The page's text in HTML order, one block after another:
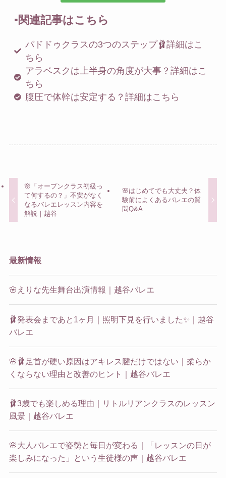
▪️関連記事はこちら
パドドゥクラスの3つのステップ🩰詳細はこ
ちら
アラベスクは上半身の角度が大事？詳細はこ
ちら
腹圧で体幹は安定する？詳細はこちら
🌸「オープンクラス初級っ
て何するの？」不安がなく
なるバレエレッスン内容を
解説｜越谷
🌸はじめてでも大丈夫？体
験前によくあるバレエの質
問Q&A
最新情報
🌸えりな先生舞台出演情報｜越谷バレエ
🩰発表会まであと1ヶ月｜照明下見を行いました✨｜越谷
バレエ
🌸🩰足首が硬い原因はアキレス腱だけではない｜柔らか
くならない理由と改善のヒント｜越谷バレエ
🩰3歳でも楽しめる理由｜リトルリアンクラスのレッスン
風景｜越谷バレエ
🌸大人バレエで姿勢と毎日が変わる｜「レッスンの日が
楽しみになった」という生徒様の声｜越谷バレエ